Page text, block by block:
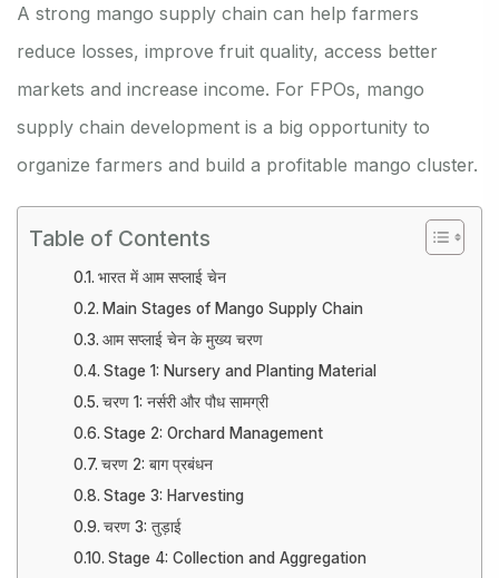
A strong mango supply chain can help farmers
reduce losses, improve fruit quality, access better
markets and increase income. For FPOs, mango
supply chain development is a big opportunity to
organize farmers and build a profitable mango cluster.
Table of Contents
भारत में आम सप्लाई चेन
Main Stages of Mango Supply Chain
आम सप्लाई चेन के मुख्य चरण
Stage 1: Nursery and Planting Material
चरण 1: नर्सरी और पौध सामग्री
Stage 2: Orchard Management
चरण 2: बाग प्रबंधन
Stage 3: Harvesting
चरण 3: तुड़ाई
Stage 4: Collection and Aggregation